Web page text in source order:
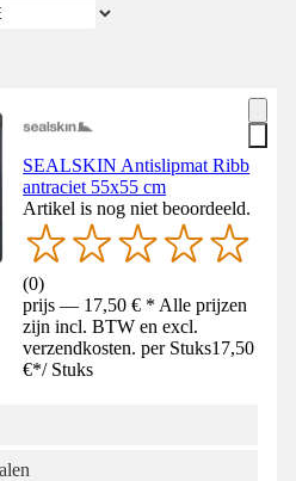
SEALSKIN Antislipmat Ribb
antraciet 55x55 cm
Artikel is nog niet beoordeeld.
(0)
prijs — 17,50 € * Alle prijzen
zijn incl. BTW en excl.
verzendkosten. per Stuks17,50
€*/ Stuks